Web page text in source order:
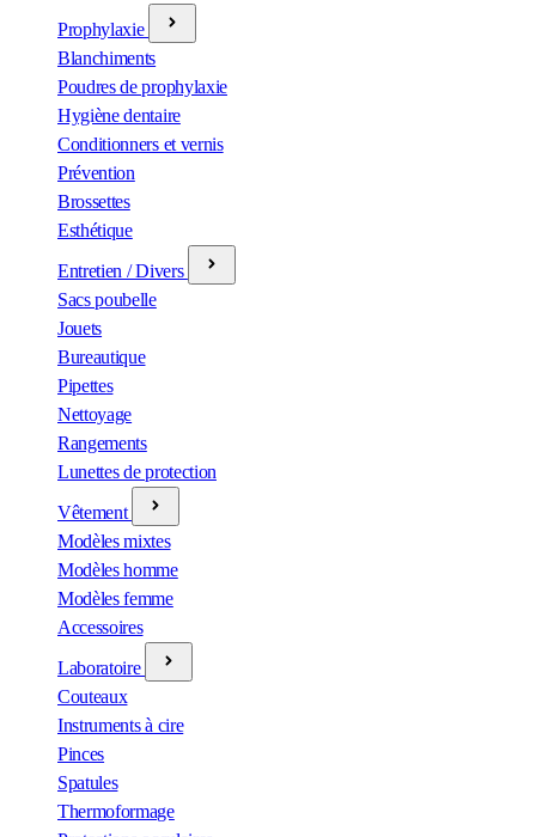
Prophylaxie
Blanchiments
Poudres de prophylaxie
Hygiène dentaire
Conditionners et vernis
Prévention
Brossettes
Esthétique
Entretien / Divers
Sacs poubelle
Jouets
Bureautique
Pipettes
Nettoyage
Rangements
Lunettes de protection
Vêtement
Modèles mixtes
Modèles homme
Modèles femme
Accessoires
Laboratoire
Couteaux
Instruments à cire
Pinces
Spatules
Thermoformage